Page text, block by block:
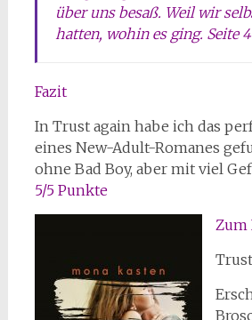
über uns besaß. Weil wir
hatten, wohin es ging. Seite
Fazit
In Trust again habe ich das
eines New-Adult-Romanes
ohne Bad Boy, aber mit viel
5/5 Punkte
Zum